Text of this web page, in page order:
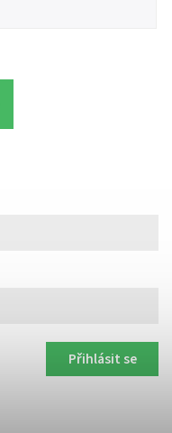
Přihlásit se